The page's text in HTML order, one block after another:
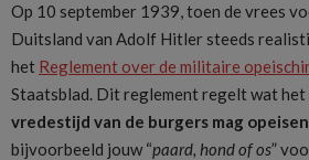
Op 10 september 1939, toen de vrees
Duitsland van Adolf Hitler steeds
het Reglement over de militaire
Staatsblad. Dit reglement regelt wat het
vredestijd van de burgers mag opeisen
bijvoorbeeld jouw “paard, hond of os”